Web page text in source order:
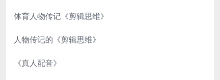
体育人物传记《剪辑思维》
人物传记的《剪辑思维》
《真人配音》